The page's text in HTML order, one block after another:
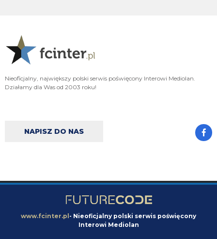
Taki Olise dla ubogich
Orzeu
08.08.2026 17:29
Orzeu
Zmienili taktykę. Już nawet się nie dogadują
Tifosinho 08.08.2026 16:02
0 celnych strzałów robi wrażenie
Nieoficjalny, największy polski serwis poświęcony Interowi Mediolan.
Działamy dla Was od 2003 roku!
NAPISZ DO NAS
www.fcinter.pl- Nieoficjalny polski serwis poświęcony
Interowi Mediolan